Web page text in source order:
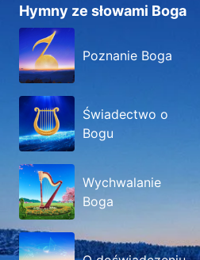
Hymny ze słowami Boga
Poznanie Boga
Świadectwo o
Bogu
Wychwalanie
Boga